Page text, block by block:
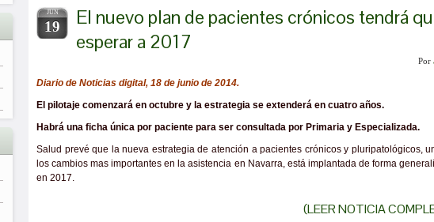
JUN
19
El nuevo plan de pacientes crónicos tendrá
esperar a 2017
Por
Diario de Noticias digital, 18 de junio de 2014.
El pilotaje comenzará en octubre y la estrategia se extenderá en cuatro años.
Habrá una ficha única por paciente para ser consultada por Primaria y Especializada.
Salud prevé que la nueva estrategia de atención a pacientes crónicos y pluripatológicos,
los cambios mas importantes en la asistencia en Navarra, está implantada de forma
en 2017.
(LEER NOTICIA